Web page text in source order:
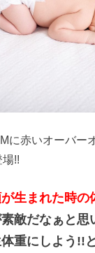
に赤いオーバー
!!
が生まれた時の
敵だなぁと思
重にしよう!!